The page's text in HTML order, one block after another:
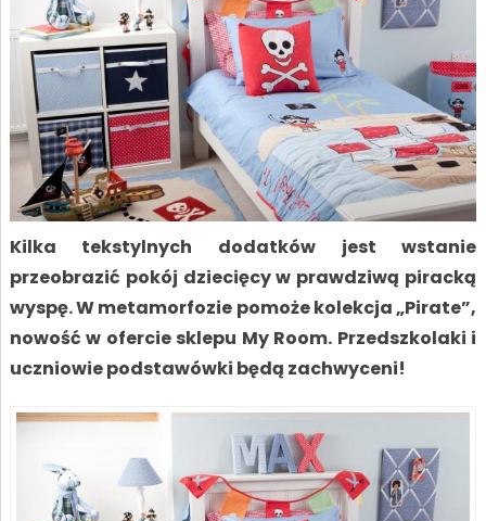
Kilka tekstylnych dodatków jest wstanie
przeobrazić pokój dziecięcy w prawdziwą piracką
wyspę. W metamorfozie pomoże kolekcja „Pirate”,
nowość w ofercie sklepu My Room. Przedszkolaki i
uczniowie podstawówki będą zachwyceni!